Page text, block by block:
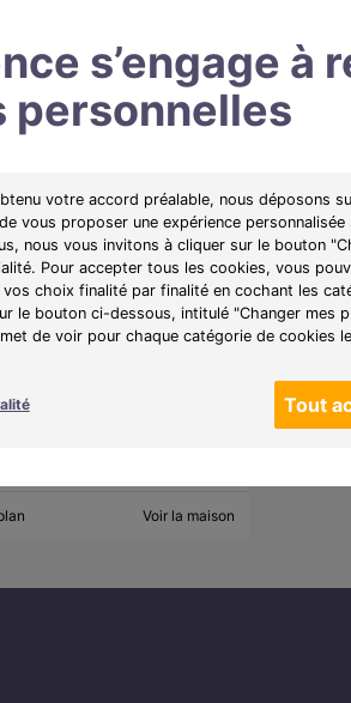
s’engage à
personnelles
votre accord préalable, nous déposons
vous proposer une expérience
nous vous invitons à cliquer sur le bouton
Pour accepter tous les cookies, vous
choix finalité par finalité en cochant les
le bouton ci-dessous, intitulé "Changer mes
de voir pour chaque catégorie de cookies
Tout
de
375 000 €
A partir de
1777€/mois
Les Jardins de Villevaudé, 20
de 4 à 5 pièces avec
Voir la maison